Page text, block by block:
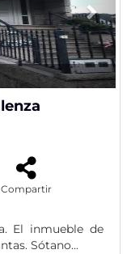
Compartir
El inmueble de
Sótano...